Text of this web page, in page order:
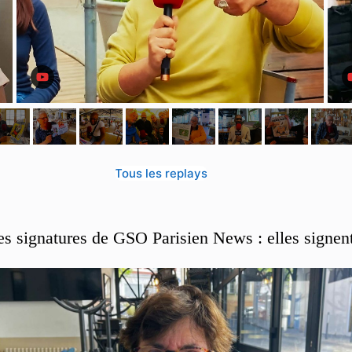
Tous les replays
signatures de GSO Parisien News : elles